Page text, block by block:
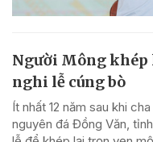
Người Mông khép
nghi lễ cúng bò
Ít nhất 12 năm sau khi
nguyên đá Đồng Văn,